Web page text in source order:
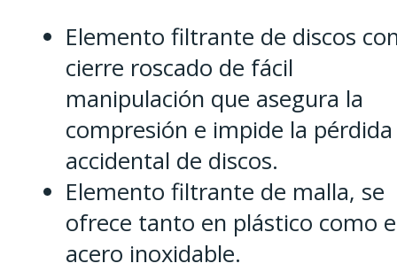
Elemento filtrante de discos
cierre roscado de fácil
manipulación que asegura la
compresión e impide la pérdida
accidental de discos.
Elemento filtrante de malla, se
ofrece tanto en plástico como
acero inoxidable.